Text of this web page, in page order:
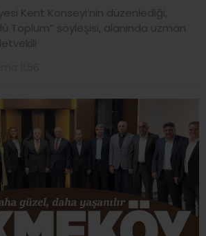
Kent Konseyi’nin düzenlediği,
Toplum” söyleşisi, alanında uzman